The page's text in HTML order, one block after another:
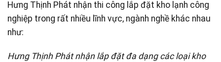
Hưng Thịnh Phát nhận thi công lắp đặt kho lạnh công
nghiệp trong rất nhiều lĩnh vực, ngành nghề khác nhau
như:
Hưng Thịnh Phát nhận lắp đặt đa dạng các loại kho